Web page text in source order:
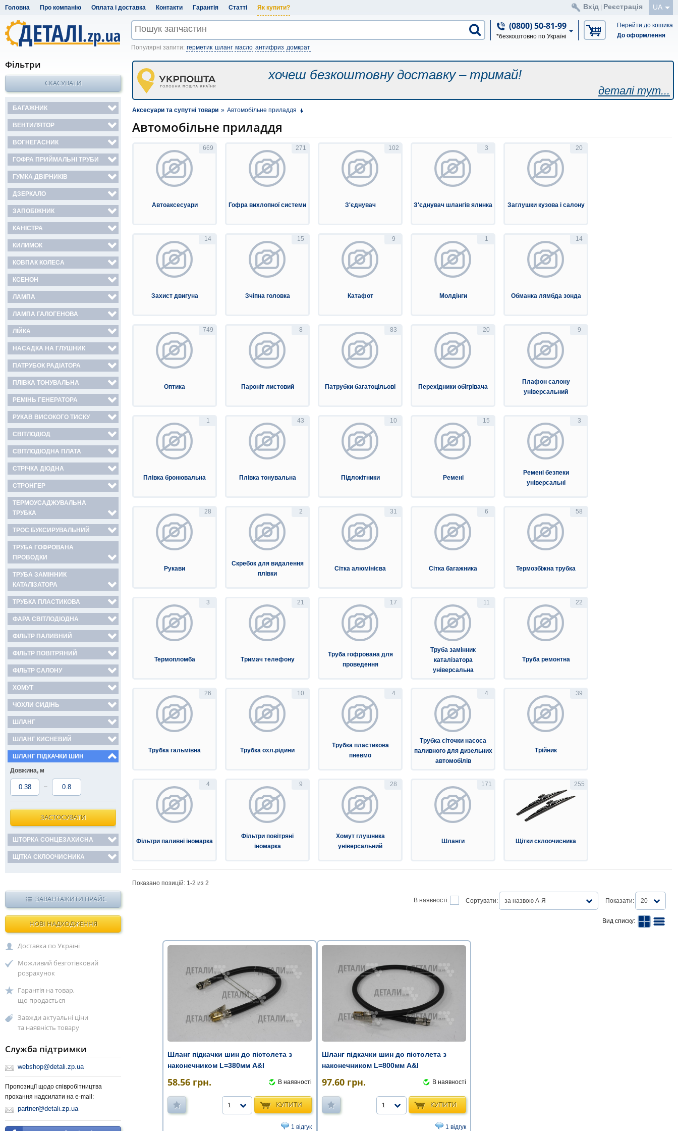
Головна Про компанію Оплата і доставка Контакти Гарантія Статті Як купити? UA
Вхід Реєстрація
(0800) 50-81-99
*безкоштовно по Україні
Перейти до кошика
До оформлення
Популярні запити: герметик шланг масло антифриз домкрат
хочеш безкоштовну доставку – тримай!
деталі тут...
Аксесуари та супутні товари » Автомобільне приладдя
Автомобільне приладдя
669
Автоаксесуари
271
Гофра вихлопної системи
102
З'єднувач
3
З'єднувач шлангів ялинка
20
Заглушки кузова і салону
14
Захист двигуна
15
Зчіпна головка
9
Катафот
1
Молдінги
14
Обманка лямбда зонда
749
Оптика
8
Пароніт листовий
83
Патрубки багатоцільові
20
Перехідники обігрівача
9
Плафон салону
універсальний
1
Плівка бронювальна
43
Плівка тонувальна
10
Підлокітники
15
Ремені
3
Ремені безпеки
універсальні
28
Рукави
2
Скребок для видалення
плівки
31
Сітка алюмінієва
6
Сітка багажника
58
Термозбіжна трубка
3
Термопломба
21
Тримач телефону
17
Труба гофрована для
проведення
11
Труба замінник
каталізатора
універсальна
22
Труба ремонтна
26
Трубка гальмівна
10
Трубка охл.рідини
4
Трубка пластикова
пневмо
4
Трубка сіточки насоса
паливного для дизельних
автомобілів
39
Трійник
4
Фільтри паливні іномарка
9
Фільтри повітряні
іномарка
28
Хомут глушника
універсальний
171
Шланги
255
Щітки склоочисника
Показано позицій: 1-2 из 2
В наявності: Сортувати: за назвою А-Я Показати: 20
Вид списку:
Шланг підкачки шин до пістолета з
наконечником L=380мм A&I
58.56 грн. В наявності
КУПИТИ
1
1 відгук
Шланг підкачки шин до пістолета з
наконечником L=800мм A&I
97.60 грн. В наявності
КУПИТИ
1
1 відгук
Фільтри
СКАСУВАТИ
БАГАЖНИК
ВЕНТИЛЯТОР
ВОГНЕГАСНИК
ГОФРА ПРИЙМАЛЬНІ ТРУБИ
ГУМКА ДВІРНИКІВ
ДЗЕРКАЛО
ЗАПОБІЖНИК
КАНІСТРА
КИЛИМОК
КОВПАК КОЛЕСА
КСЕНОН
ЛАМПА
ЛАМПА ГАЛОГЕНОВА
ЛІЙКА
НАСАДКА НА ГЛУШНИК
ПАТРУБОК РАДІАТОРА
ПЛІВКА ТОНУВАЛЬНА
РЕМІНЬ ГЕНЕРАТОРА
РУКАВ ВИСОКОГО ТИСКУ
СВІТЛОДІОД
СВІТЛОДІОДНА ПЛАТА
СТРІЧКА ДІОДНА
СТРОНГЕР
ТЕРМОУСАДЖУВАЛЬНА
ТРУБКА
ТРОС БУКСИРУВАЛЬНИЙ
ТРУБА ГОФРОВАНА
ПРОВОДКИ
ТРУБА ЗАМІННИК
КАТАЛІЗАТОРА
ТРУБКА ПЛАСТИКОВА
ФАРА СВІТЛОДІОДНА
ФІЛЬТР ПАЛИВНИЙ
ФІЛЬТР ПОВІТРЯНИЙ
ФІЛЬТР САЛОНУ
ХОМУТ
ЧОХЛИ СИДІНЬ
ШЛАНГ
ШЛАНГ КИСНЕВИЙ
ШЛАНГ ПІДКАЧКИ ШИН
Довжина, м
–
ЗАСТОСУВАТИ
ШТОРКА СОНЦЕЗАХИСНА
ЩІТКА СКЛООЧИСНИКА
ЗАВАНТАЖИТИ ПРАЙС
НОВІ НАДХОДЖЕННЯ
Доставка по Україні
Можливий безготівковий
розрахунок
Гарантія на товар,
що продається
Завжди актуальні ціни
та наявність товару
Служба підтримки
webshop@detali.zp.ua
Пропозиції щодо співробітництва
прохання надсилати на e-mail:
partner@detali.zp.ua